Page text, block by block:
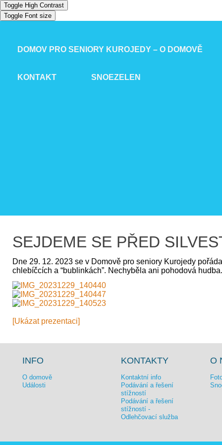
Toggle High Contrast
Toggle Font size
DOMOV PRO SENIORY KUROJEDY – O DOMOVĚ
KONTAKT SNOEZELEN
SEJDEME SE PŘED
Dne 29. 12. 2023 se v Domově pro seniory Kurojedy
chlebíčcích a “bublinkách”. Nechyběla ani pohodová hudba.
[Ukázat prezentaci]
INFO
O domově
Události
KONTAKTY
Kontaktní info
Podávání a řešení
stížností
Podávání a řešení
stížností -
Odlehčovací služba
O